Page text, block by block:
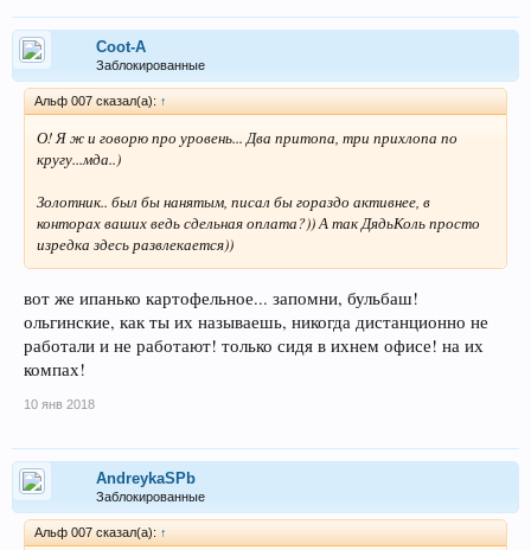
Coot-A
Заблокированные
Альф 007 сказал(а): ↑
О! Я ж и говорю про уровень... Два притопа, три прихлопа по
кругу...мда..)
Золотник.. был бы нанятым, писал бы гораздо активнее, в
конторах ваших ведь сдельная оплата?)) А так ДядьКоль просто
изредка здесь развлекается))
вот же ипанько картофельное... запомни, бульбаш!
ольгинские, как ты их называешь, никогда дистанционно не
работали и не работают! только сидя в ихнем офисе! на их
компах!
10 янв 2018
AndreykaSPb
Заблокированные
Альф 007 сказал(а): ↑